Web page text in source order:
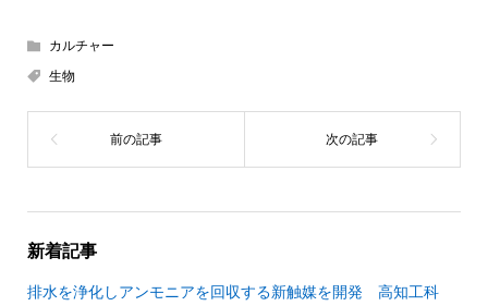
カルチャー
生物
新着記事
排水を浄化しアンモニアを回収する新触媒を開発 高知工科